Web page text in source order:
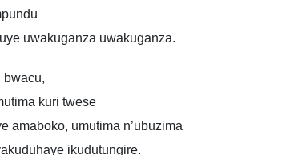
uwakuganza uwakuganza.
bwacu,
kuri twese
amaboko, umutima n’ubuzima
ikudutungire.